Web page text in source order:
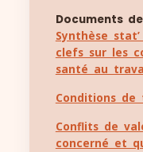
Documents
Synthèse
clefs sur les
santé au
Conditions de
Conflits de
concerné et